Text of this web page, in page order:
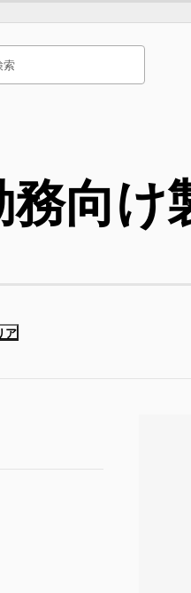
Asia Pacific
India (₹)
サイト内検索のためのテキ
索
ダー検索ボックスをオー
向け
ア